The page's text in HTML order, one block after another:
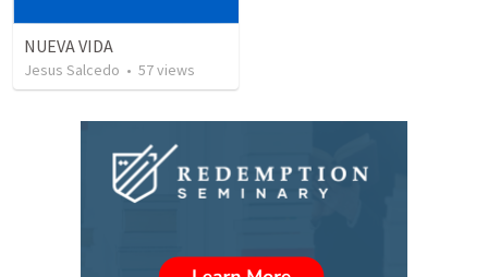
NUEVA VIDA
Jesus Salcedo • 57views